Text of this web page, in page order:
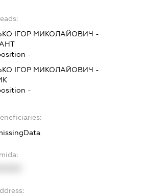
ІГОР МИКОЛАЙОВИЧ -
-
ІГОР МИКОЛАЙОВИЧ -
-